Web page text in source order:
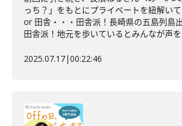
っち？」をもとにプライベートを紐解い
or 田舎・・・田舎派！長崎県の五島列島
田舎派！地元を歩いているとみんなが声を
2025.07.17|00:22:46